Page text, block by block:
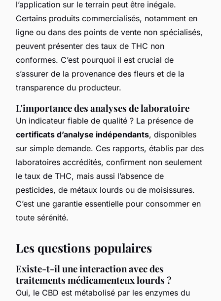
l’application sur le terrain peut être inégale.
Certains produits commercialisés, notamment en
ligne ou dans des points de vente non spécialisés,
peuvent présenter des taux de THC non
conformes. C’est pourquoi il est crucial de
s’assurer de la provenance des fleurs et de la
transparence du producteur.
L'importance des analyses de laboratoire
Un indicateur fiable de qualité ? La présence de
certificats d’analyse indépendants, disponibles
sur simple demande. Ces rapports, établis par des
laboratoires accrédités, confirment non seulement
le taux de THC, mais aussi l’absence de
pesticides, de métaux lourds ou de moisissures.
C’est une garantie essentielle pour consommer en
toute sérénité.
Les questions populaires
Existe-t-il une interaction avec des
traitements médicamenteux lourds ?
Oui, le CBD est métabolisé par les enzymes du